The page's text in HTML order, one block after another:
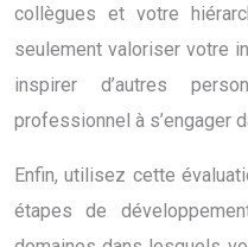
collègues et votre
seulement valoriser votre
inspirer d’autres
professionnel à s’engager
Enfin, utilisez cette
étapes de